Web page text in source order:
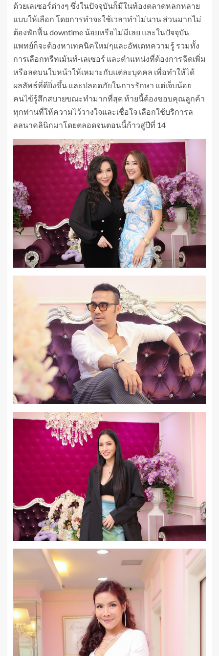
ด้วยเลเซอร์ต่างๆ ซึ่งในปัจจุบันก็มีในท้องตลาดหลกหลาย
แบบให้เลือก โดยการทำจะใช้เวลาทำไม่นาน ส่วนมากไม่
ต้องพักฟื้น downtime น้อยหรือไม่มีเลย และในปัจจุบัน
แพทย์ก็จะต้องหาเทคนิคใหม่ๆและอัพเดทความรู้ รวมทั้ง
การเลือกทรีทเม้นท์-เลเซอร์ และตำแหน่งที่ต้องการฉีดเพิ่ม
หรือลดบนใบหน้าให้เหมาะกับแต่ละบุคคล เพื่อทำให้ได้
ผลลัพธ์ที่ดียิ่งขึ้น และปลอดภัยในการรักษา แต่เจ็บน้อย
คนไข้รู้สึกสบายขณะทำมากที่สุด ท้ายนี้ต้องขอบคุณลูกค้า
ทุกท่านที่ให้ความไว้วางใจและเชื่อใจ เลือกใช้บริการล
ลลนาคลินิกมาโดยตลอดจนตอนนี้ก้าวสู่ปีที่ 14